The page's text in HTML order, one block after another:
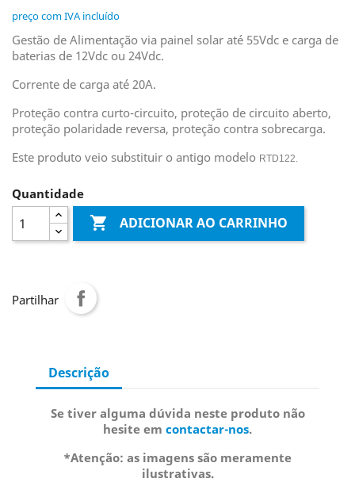
preço com IVA incluído
Gestão de Alimentação via painel solar até 55Vdc e carga de
baterias de 12Vdc ou 24Vdc.
Corrente de carga até 20A.
Proteção contra curto-circuito, proteção de circuito aberto,
proteção polaridade reversa, proteção contra sobrecarga.
Este produto veio substituir o antigo modelo RTD122.
Quantidade
 ADICIONAR AO CARRINHO
Partilhar
Descrição
Se tiver alguma dúvida neste produto não
hesite em contactar-nos.
*Atenção: as imagens são meramente
ilustrativas.